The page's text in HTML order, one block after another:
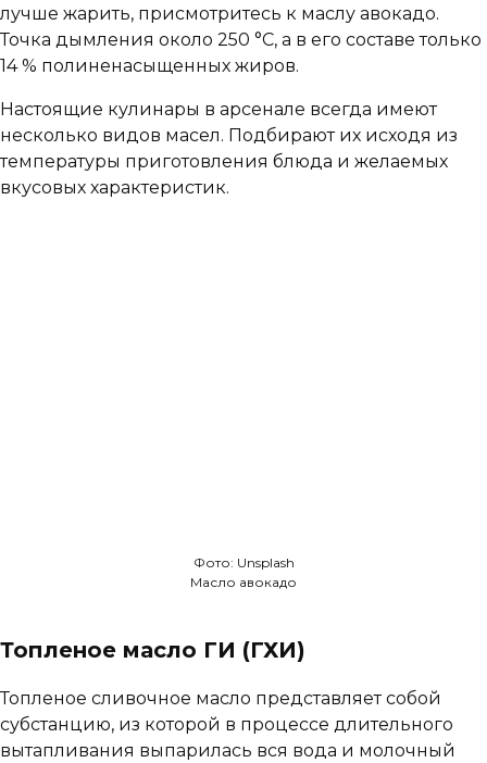
лучше жарить, присмотритесь к маслу авокадо.
Точка дымления около 250 °C, а в его составе только
14 % полиненасыщенных жиров.
Настоящие кулинары в арсенале всегда имеют
несколько видов масел. Подбирают их исходя из
температуры приготовления блюда и желаемых
вкусовых характеристик.
Фото: Unsplash
Масло авокадо
Топленое масло ГИ (ГХИ)
Топленое сливочное масло представляет собой
субстанцию, из которой в процессе длительного
вытапливания выпарилась вся вода и молочный